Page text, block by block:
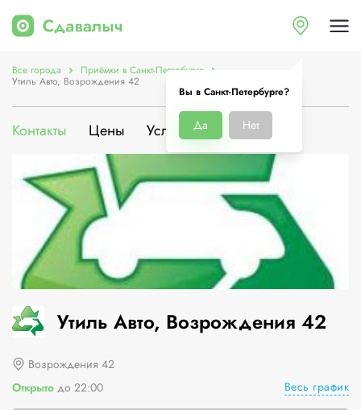
Вы в Санкт-Петербурге?
Да Нет
Все города Приёмки в Санкт-Петербурге
Утиль Авто, Возрождения 42
Контакты Цены Услуги О компании
Утиль Авто, Возрождения 42
Возрождения 42
Открыто до 22:00 Весь график